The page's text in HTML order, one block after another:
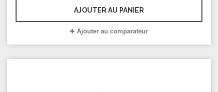
AJOUTER AU PANIER
Ajouter au comparateur